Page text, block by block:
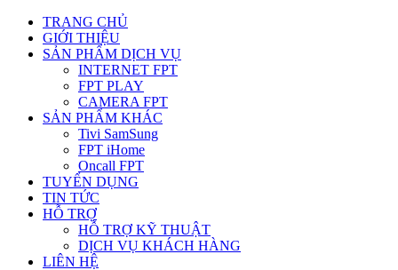
TRANG CHỦ
GIỚI THIỆU
SẢN PHẨM DỊCH VỤ
INTERNET FPT
FPT PLAY
CAMERA FPT
SẢN PHẨM KHÁC
Tivi SamSung
FPT iHome
Oncall FPT
TUYỂN DỤNG
TIN TỨC
HỖ TRỢ
HỖ TRỢ KỸ THUẬT
DỊCH VỤ KHÁCH HÀNG
LIÊN HỆ